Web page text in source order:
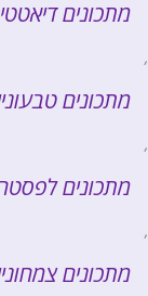
מתכונים
,
מתכונים
,
מתכונים
,
מתכונים